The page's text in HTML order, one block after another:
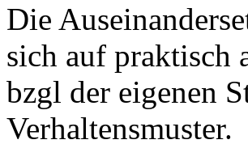
Die
sich auf praktisch
bzgl der eigenen
Verhaltensmuster.